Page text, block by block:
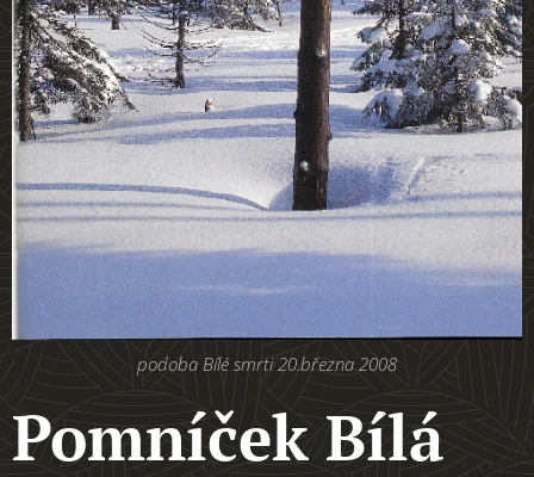
podoba Bílé smrti 20.března 2008
Pomníček Bílá